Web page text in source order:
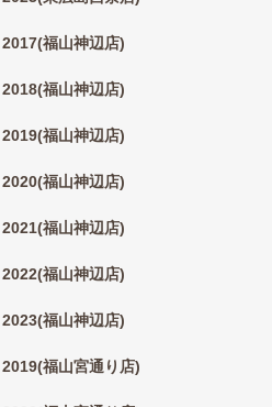
2017(福山神辺店)
2018(福山神辺店)
2019(福山神辺店)
2020(福山神辺店)
2021(福山神辺店)
2022(福山神辺店)
2023(福山神辺店)
2019(福山宮通り店)